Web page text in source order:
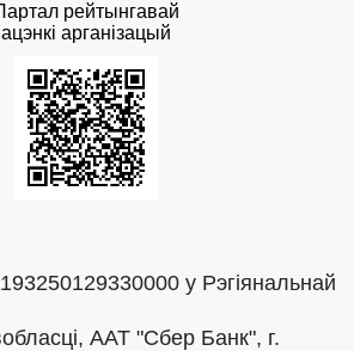
рейтынгавай
ацэнкi арганiзацый
у Рэгіянальнай
ААТ "Сбер Банк", г.